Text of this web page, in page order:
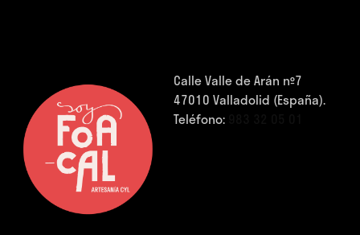
Calle Valle de Arán nº7
47010 Valladolid (España).
Teléfono: